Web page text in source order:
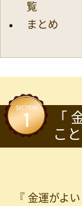
覧
まとめ
「
こ
『 金運がよ